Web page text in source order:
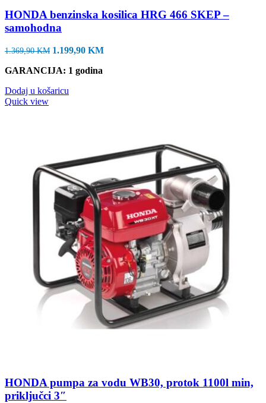
HONDA benzinska kosilica HRG 466 SKEP –
samohodna
1.369,90KM Izvorna
bila
1.369,90 KM.
1.199,90 KMTrenutna
GARANCIJA: 1 godina
Dodaj u košaricu
Quick view
HONDA pumpa za vodu WB30, protok 1100l min,
priključci 3″